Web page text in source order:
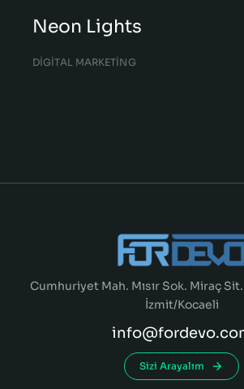
Neon Lights
DIGITAL MARKETING
Cumhuriyet Mah. Mısır Sok. Miraç
İzmit/Kocaeli
Sizi Arayalım